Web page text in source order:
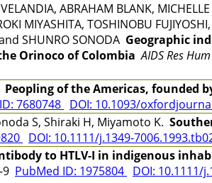
ABRAHAM BLANK,
MIYASHITA, TOSHINOBU
SHUNRO SONODA Geographic
Orinoco of Colombia AIDS Res
Peopling of the Americas, founded
7680748 DOI: 10.1093/
S, Shiraki H, Miyamoto K.
DOI: 10.1111/j.1349-
to HTLV-I in indigenous
9 PubMed ID: 1975804 DOI: 10.1111/